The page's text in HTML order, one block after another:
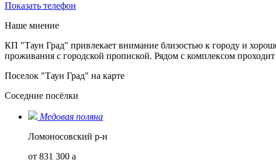
Показать телефон
Наше мнение
КП "Таун Град" привлекает внимание близостью к городу и
проживания с городской пропиской. Рядом с комплексом
Поселок "Таун Град" на карте
Соседние посёлки
Медовая поляна
Ломоносовский р-н
от 831 300 a